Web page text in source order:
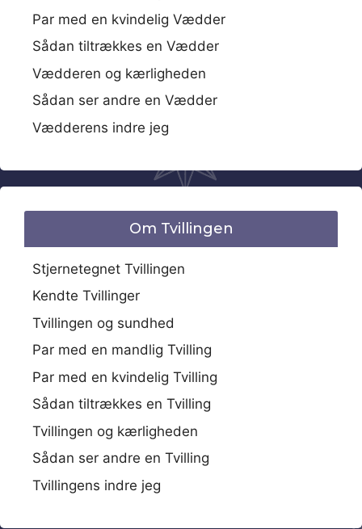
Par med en kvindelig Vædder
Sådan tiltrækkes en Vædder
Vædderen og kærligheden
Sådan ser andre en Vædder
Vædderens indre jeg
Om Tvillingen
Stjernetegnet Tvillingen
Kendte Tvillinger
Tvillingen og sundhed
Par med en mandlig Tvilling
Par med en kvindelig Tvilling
Sådan tiltrækkes en Tvilling
Tvillingen og kærligheden
Sådan ser andre en Tvilling
Tvillingens indre jeg